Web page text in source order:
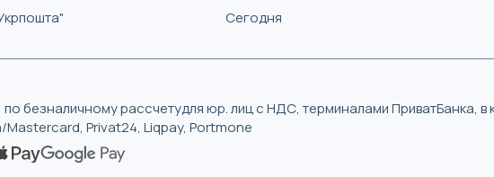
Сегодня
безналичному рассчетудля юр. лиц с НДС, терминалами ПриватБанка,
Mastercard, Privat24, Liqpay, Portmone